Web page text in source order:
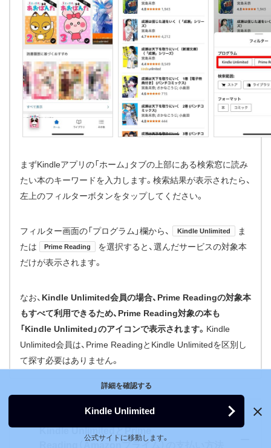
まずKindleアプリの「ホーム」タブの上部にある検索窓に読み
たい本のキーワードを入力します。検索結果が表示されたら、
左上のフィルターボタンをタップしてください。
フィルター画面の「プログラム」欄から、 Kindle Unlimited
ま
たは
Prime Reading
を選択すると、選んだサービスの対象本
だけが表示されます。
なお、 Kindle Unlimited会員の場合、Prime Readingの対象本
もすべて利用できるため、Prime Reading対象の本も
「Kindle Unlimited」のアイコンで表示されます。 Kindle
Unlimited会員は、Prime ReadingとKindle Unlimitedを区別し
て探す必要はありません。
Kindle UnlimitedとPrime
詳細を確認する
Kindle Unlimited
公式サイトに移動します。